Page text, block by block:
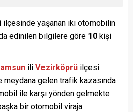
ilçesinde yaşanan iki otomobilin
edinilen bilgilere göre 10 kişi
ili Vezirköprü ilçesi
meydana gelen trafik kazasında
ile karşı yönden gelmekte
bir otomobil viraja